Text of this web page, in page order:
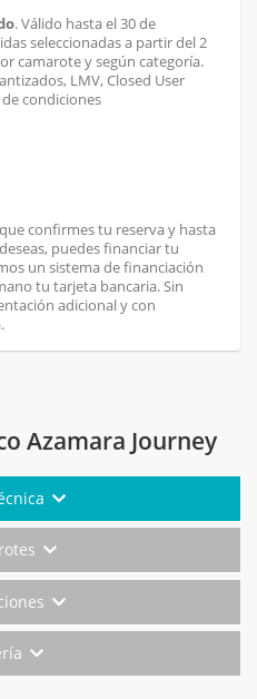
. Válido hasta el 30 de
seleccionadas a partir del 2
camarote y según categoría.
LMV, Closed User
condiciones
confirmes tu reserva y hasta
puedes financiar tu
un sistema de financiación
tu tarjeta bancaria. Sin
adicional y con
Azamara Journey